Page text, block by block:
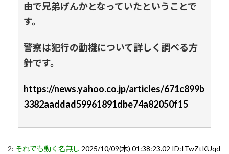
由で兄弟げんかとなっていたということで
す。
警察は犯行の動機について詳しく調べる方
針です。
https://news.yahoo.co.jp/articles/671c899b
3382aaddad59961891dbe74a82050f15
2: それでも動く名無し 2025/10/09(木) 01:38:23.02 ID:ITwZtKUqd